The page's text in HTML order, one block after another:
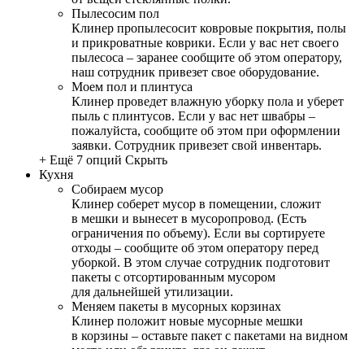
Пылесосим пол
Клинер пропылесосит ковровые покрытия, полы
и прикроватные коврики. Если у вас нет своего
пылесоса – заранее сообщите об этом оператору,
наш сотрудник привезет свое оборудование.
Моем пол и плинтуса
Клинер проведет влажную уборку пола и уберет
пыль с плинтусов. Если у вас нет швабры –
пожалуйста, сообщите об этом при оформлении
заявки. Сотрудник привезет свой инвентарь.
+ Ещё 7 опций Скрыть
Кухня
Собираем мусор
Клинер соберет мусор в помещении, сложит
в мешки и вынесет в мусоропровод. (Есть
ограничения по объему). Если вы сортируете
отходы – сообщите об этом оператору перед
уборкой. В этом случае сотрудник подготовит
пакеты с отсортированным мусором
для дальнейшей утилизации.
Меняем пакеты в мусорных корзинах
Клинер положит новые мусорные мешки
в корзины – оставьте пакет с пакетами на видном